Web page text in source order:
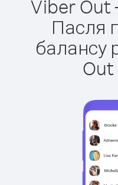
Viber Out
Пасля
балансу